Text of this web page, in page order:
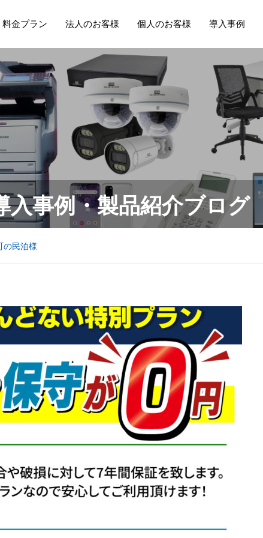
金プラン 法人のお客様 個人のお客様 導入事例
入事例・製品紹介ブログ
の民泊様
沖縄で防犯カメラ設置が急増
な理由とは